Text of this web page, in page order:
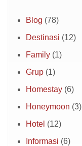
Blog (78)
Destinasi (12)
Family (1)
Grup (1)
Homestay (6)
Honeymoon (3)
Hotel (12)
Informasi (6)